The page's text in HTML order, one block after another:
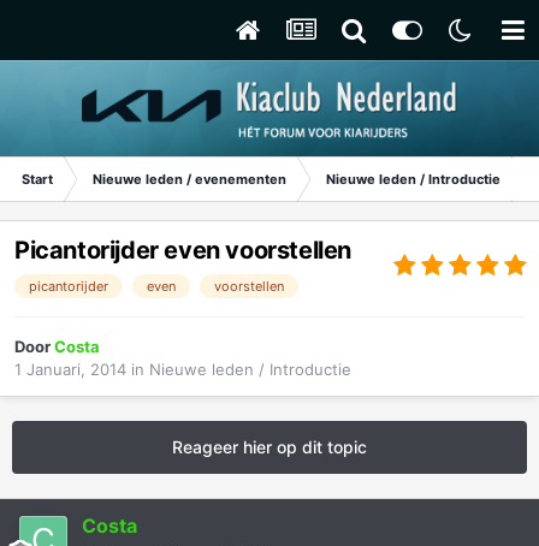
Start Nieuwe leden / evenementen Nieuwe leden / Introductie
Picantorijder even voorstellen
picantorijder even voorstellen
DoorCosta
1 Januari, 2014 in Nieuwe leden / Introductie
Reageer hier op dit topic
Costa